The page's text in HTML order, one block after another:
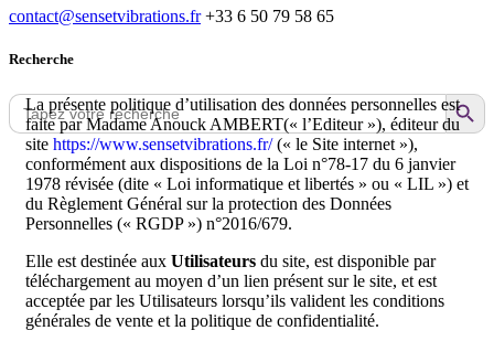
contact@sensetvibrations.fr+33 6 50 79 58 65
Recherche
Search
for:
Search Button
La présente politique d’utilisation des données personnelles est
faite par Madame Anouck AMBERT(« l’Editeur »), éditeur du
site https://www.sensetvibrations.fr/(« le Site internet »),
conformément aux dispositions de la Loi n°78-17 du 6 janvier
1978 révisée (dite « Loi informatique et libertés » ou « LIL ») et
du Règlement Général sur la protection des Données
Personnelles (« RGDP ») n°2016/679.
Elle est destinée aux Utilisateurs du site, est disponible par
téléchargement au moyen d’un lien présent sur le site, et est
acceptée par les Utilisateurs lorsqu’ils valident les conditions
générales de vente et la politique de confidentialité.